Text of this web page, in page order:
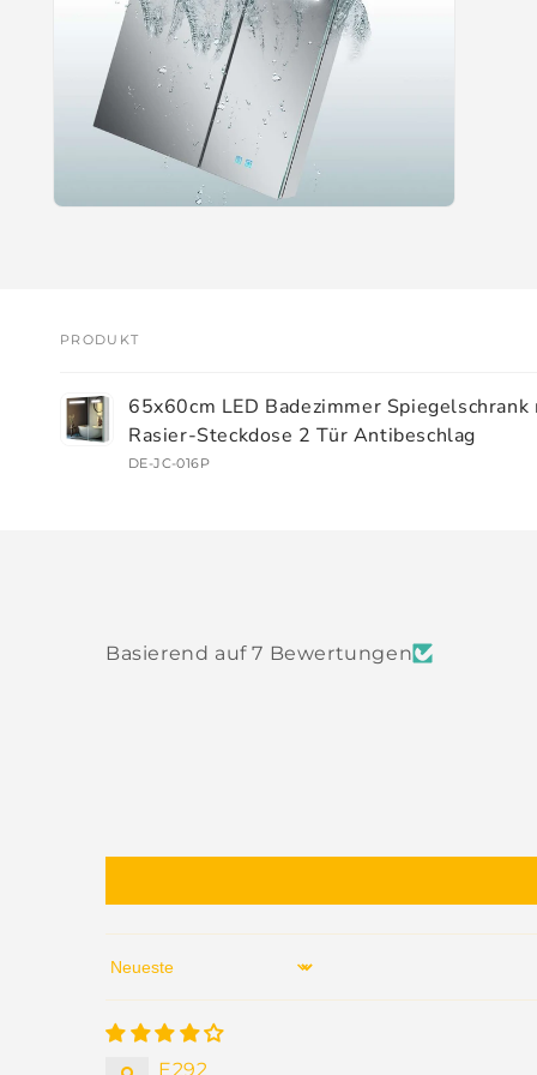
Warenkorb
PRODUKT
65x60cm LED Badezimmer Spiegelschrank
Rasier-Steckdose 2 Tür Antibeschlag
DE-JC-016P
Basierend auf 7 Bewertungen
Sort by
E292